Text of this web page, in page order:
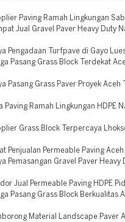
Paving Ramah Lingkungan
Jual Gravel Paver Heavy Duty
Pengadaan Turfpave di Gayo
Pasang Grass Block Terdekat
Pasang Grass Paver Proyek Aceh
Ramah Lingkungan HDPE
Grass Block Terpercaya
Penjualan Permeable Paving
Pemasangan Gravel Paver Heavy
Jual Permeable Paving HDPE
Pasang Grass Block Berkualitas
Material Landscape Paver